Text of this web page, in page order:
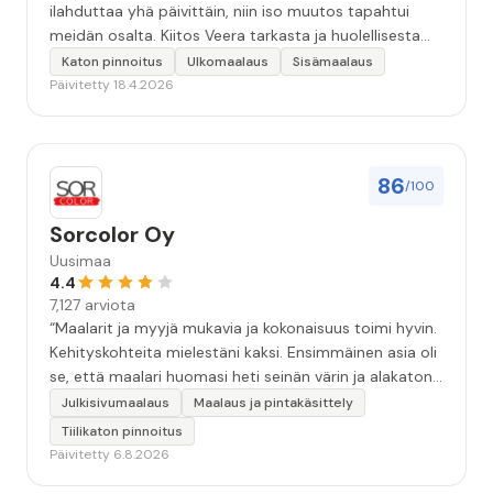
ilahduttaa yhä päivittäin, niin iso muutos tapahtui
meidän osalta. Kiitos Veera tarkasta ja huolellisesta
työstä, sekä ystävällisestä palvelusta!”
Katon pinnoitus Ulkomaalaus
Sisämaalaus
Päivitetty 18.4.2026
86/100
Sorcolor Oy
Uusimaa
4.4
7,127 arviota
“Maalarit ja myyjä mukavia ja kokonaisuus toimi hyvin.
Kehityskohteita mielestäni kaksi. Ensimmäinen asia oli
se, että maalari huomasi heti seinän värin ja alakaton
värin erot mitä en huomannut. Hyvä toki että siinä
kohtaa huomattu mutta toki optimaalisessa
tilanteessa myyjä olisi jo kiinnittänyt tähän huomiota.
Julkisivumaalaus
Maalaus ja pintakäsittely
Tiilikaton pinnoitus
Päivitetty 6.8.2026